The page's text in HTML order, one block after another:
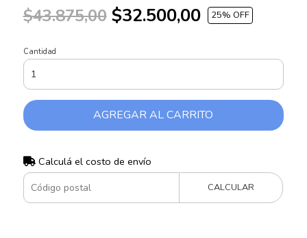
$43.875,00$32.500,00 25% OFF
Cantidad
AGREGAR AL CARRITO
Calculá el costo de envío
CALCULAR